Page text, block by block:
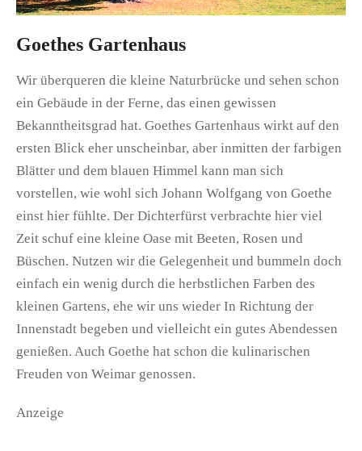
Goethes Gartenhaus
Wir überqueren die kleine Naturbrücke und sehen schon
ein Gebäude in der Ferne, das einen gewissen
Bekanntheitsgrad hat. Goethes Gartenhaus wirkt auf den
ersten Blick eher unscheinbar, aber inmitten der farbigen
Blätter und dem blauen Himmel kann man sich
vorstellen, wie wohl sich Johann Wolfgang von Goethe
einst hier fühlte. Der Dichterfürst verbrachte hier viel
Zeit schuf eine kleine Oase mit Beeten, Rosen und
Büschen. Nutzen wir die Gelegenheit und bummeln doch
einfach ein wenig durch die herbstlichen Farben des
kleinen Gartens, ehe wir uns wieder In Richtung der
Innenstadt begeben und vielleicht ein gutes Abendessen
genießen. Auch Goethe hat schon die kulinarischen
Freuden von Weimar genossen.
Anzeige